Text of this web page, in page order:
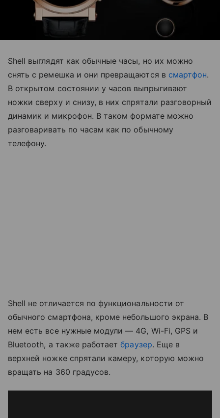
Shell выглядят как обычные часы, но их можно
снять с ремешка и они превращаются в смартфон.
В открытом состоянии у часов выпрыгивают
ножки сверху и снизу, в них спрятали разговорный
динамик и микрофон. В таком формате можно
разговаривать по часам как по обычному
телефону.
Shell не отличается по функциональности от
обычного смартфона, кроме небольшого экрана. В
нем есть все нужные модули — 4G, Wi-Fi, GPS и
Bluetooth, а также работаетбраузер. Еще в
верхней ножке спрятали камеру, которую можно
вращать на 360 градусов.